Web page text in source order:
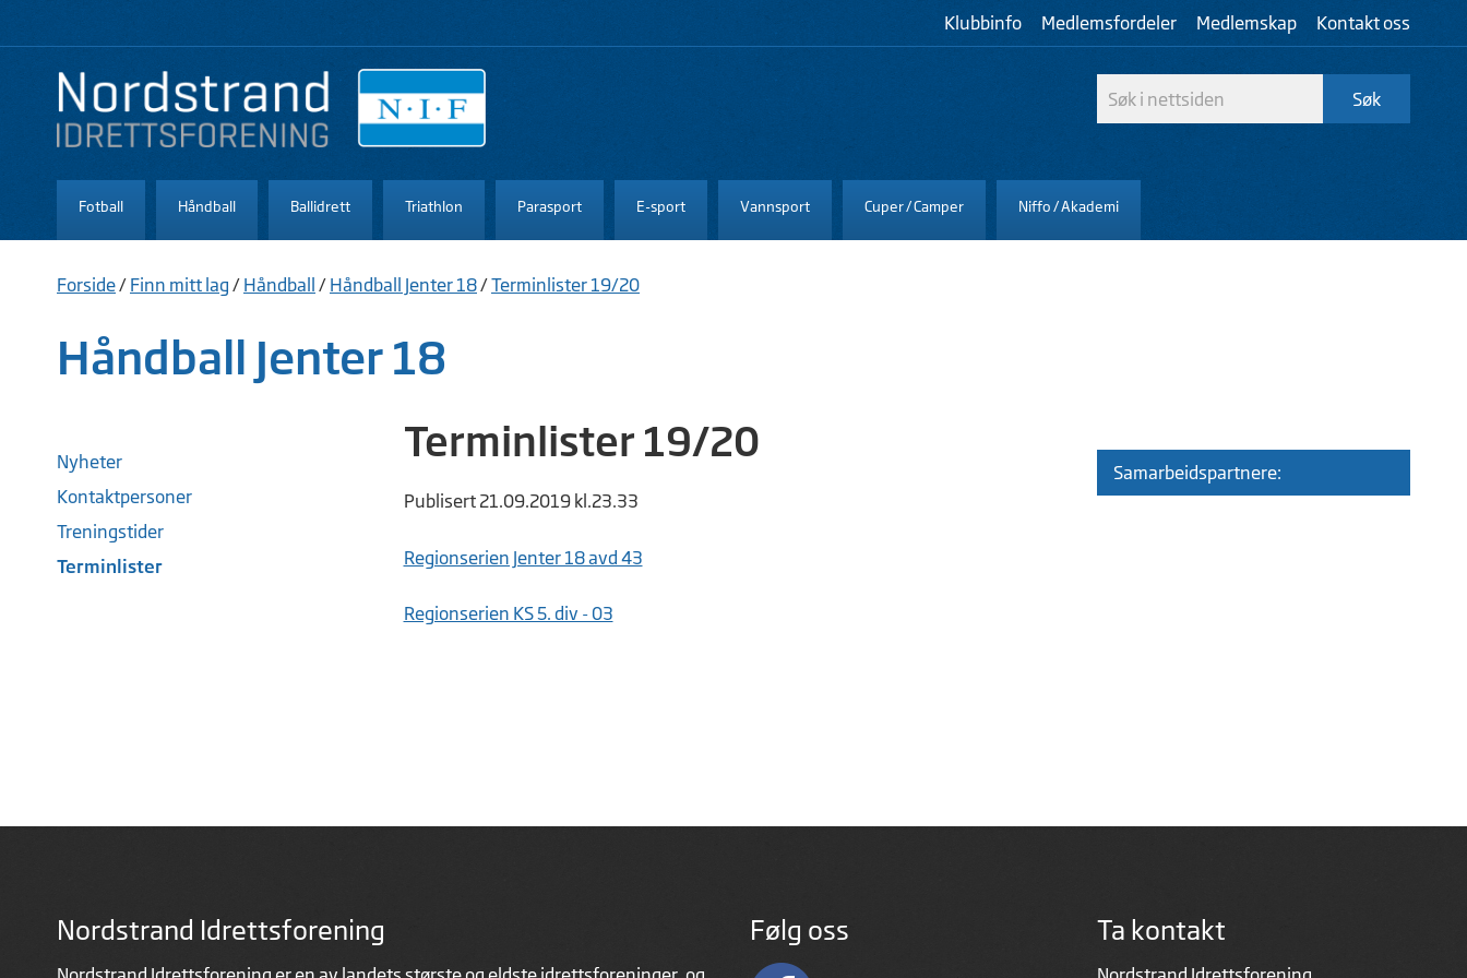
Klubbinfo Medlemsfordeler Medlemskap Kontakt oss
Fotball Håndball Ballidrett Triathlon Parasport E-sport Vannsport Cuper / Camper Niffo / Akademi
Forside/ Finn mitt lag / Håndball / Håndball Jenter 18/Terminlister 19/20
Håndball Jenter 18
Nyheter
Kontaktpersoner
Treningstider
Terminlister
Terminlister 19/20
Publisert 21.09.2019 kl.23.33
Regionserien Jenter 18 avd 43
Regionserien KS 5. div - 03
Samarbeidspartnere:
Nordstrand Idrettsforening Følg oss Ta kontakt